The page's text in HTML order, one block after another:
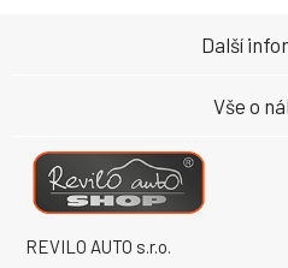
REVILO AUTO s.r.o.
Další
Vše o